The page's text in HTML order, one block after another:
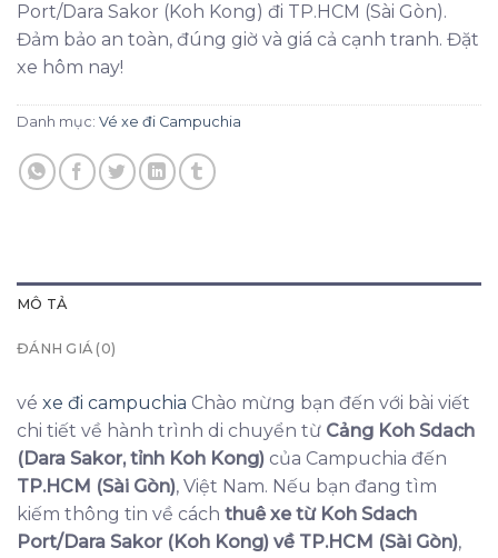
Port/Dara Sakor (Koh Kong) đi TP.HCM (Sài Gòn).
Đảm bảo an toàn, đúng giờ và giá cả cạnh tranh. Đặt
xe hôm nay!
Danh mục: Vé xe đi Campuchia
MÔ TẢ
ĐÁNH GIÁ (0)
vé xe đi campuchia Chào mừng bạn đến với bài viết
chi tiết về hành trình di chuyển từ Cảng Koh Sdach
(Dara Sakor, tỉnh Koh Kong) của Campuchia đến
TP.HCM (Sài Gòn), Việt Nam. Nếu bạn đang tìm
kiếm thông tin về cách thuê xe từ Koh Sdach
Port/Dara Sakor (Koh Kong) về TP.HCM (Sài Gòn),